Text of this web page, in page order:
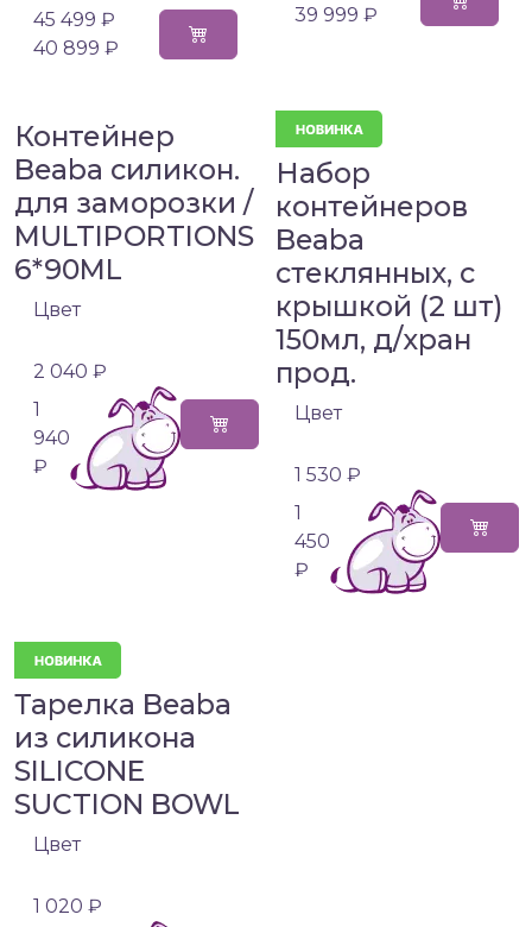
45 499 ₽
40 899 ₽
39 999 ₽
Контейнер
Beaba силикон.
для заморозки /
MULTIPORTIONS
6*90ML
Цвет
2 040 ₽
1
940
₽
Набор
контейнеров
Beaba
стеклянных, с
крышкой (2 шт)
150мл, д/хран
прод.
Цвет
1 530 ₽
1
450
₽
Тарелка Beaba
из силикона
SILICONE
SUCTION BOWL
Цвет
1 020 ₽